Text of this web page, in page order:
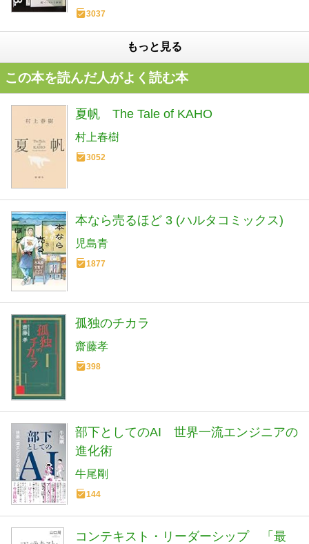
3037
もっと見る
この本を読んだ人がよく読む本
夏帆 The Tale of KAHO
村上春樹
3052
本なら売るほど 3 (ハルタコミックス)
児島青
1877
孤独のチカラ
齋藤孝
398
部下としてのAI 世界一流エンジニアの
進化術
牛尾剛
144
コンテキスト・リーダーシップ 「最